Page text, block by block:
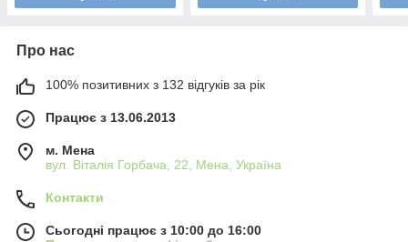
Про нас
100% позитивних з 132 відгуків за рік
Працює з 13.06.2013
м. Мена
вул. Віталія Горбача, 22, Мена, Україна
Контакти
Сьогодні працює з 10:00 до 16:00